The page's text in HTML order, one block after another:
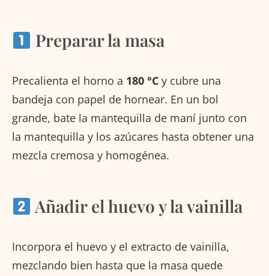
Preparar la masa
Precalienta el horno a 180 °C y cubre una
bandeja con papel de hornear. En un bol
grande, bate la mantequilla de maní junto con
la mantequilla y los azúcares hasta obtener una
mezcla cremosa y homogénea.
Añadir el huevo y la vainilla
Incorpora el huevo y el extracto de vainilla,
mezclando bien hasta que la masa quede